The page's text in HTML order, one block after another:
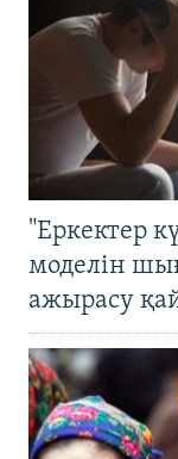
"Еркектер
моделін
ажырасу